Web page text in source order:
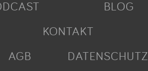
BLOG
KONTAKT
AGB
DATENSCHUTZ